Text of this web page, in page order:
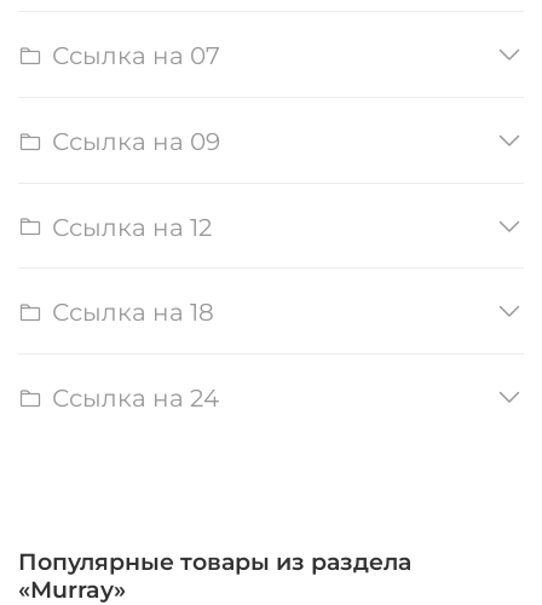
Ссылка на 07
Ссылка на 09
Ссылка на 12
Ссылка на 18
Ссылка на 24
Популярные товары из раздела
«Murray»